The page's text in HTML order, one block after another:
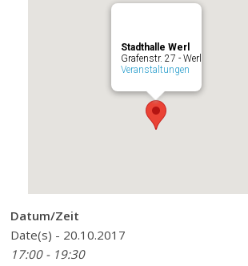
Stadthalle Werl
Grafenstr. 27 - Werl
Veranstaltungen
Datum/Zeit
Date(s) - 20.10.2017
17:00 - 19:30